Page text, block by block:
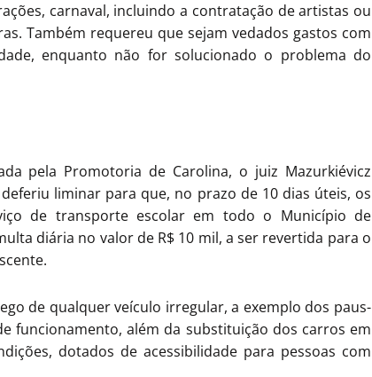
carnaval, incluindo a contratação de artistas ou
Também requereu que sejam vedados gastos com
enquanto não for solucionado o problema do
pela Promotoria de Carolina, o juiz Mazurkiévicz
liminar para que, no prazo de 10 dias úteis, os
de transporte escolar em todo o Município de
diária no valor de R$ 10 mil, a ser revertida para o
de qualquer veículo irregular, a exemplo dos paus-
funcionamento, além da substituição dos carros em
dotados de acessibilidade para pessoas com